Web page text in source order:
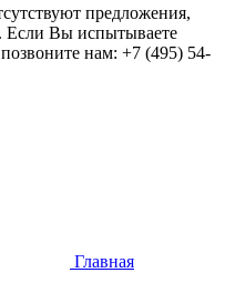
предложения,
Если Вы испытываете
нам: +7 (495) 54-
Главная